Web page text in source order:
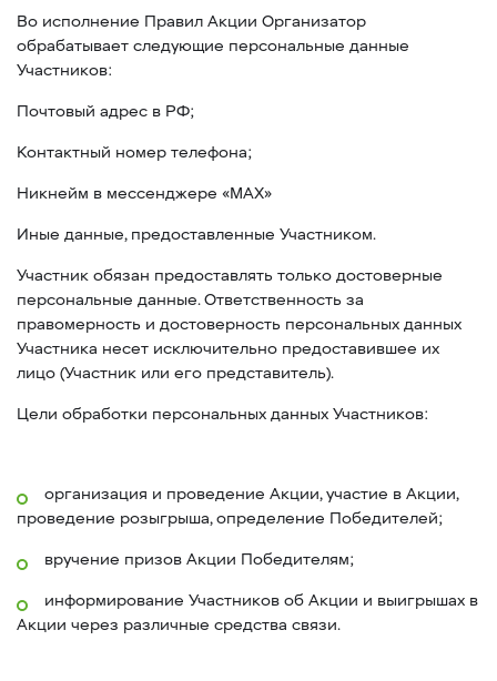
Во исполнение Правил Акции Организатор
обрабатывает следующие персональные данные
Участников:
Почтовый адрес в РФ;
Контактный номер телефона;
Никнейм в мессенджере «MAX»
Иные данные, предоставленные Участником.
Участник обязан предоставлять только достоверные
персональные данные. Ответственность за
правомерность и достоверность персональных данных
Участника несет исключительно предоставившее их
лицо (Участник или его представитель).
Цели обработки персональных данных Участников:
организация и проведение Акции, участие в Акции,
проведение розыгрыша, определение Победителей;
вручение призов Акции Победителям;
информирование Участников об Акции и выигрышах в
Акции через различные средства связи.